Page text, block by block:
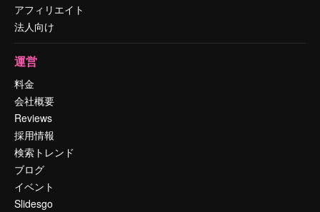
アフィリエイト
法人向け
運営
料金
会社概要
Reviews
採用情報
検索トレンド
ブログ
イベント
Slidesgo